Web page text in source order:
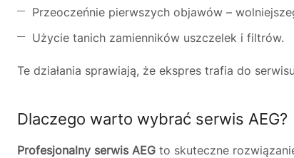
Przeoczeńnie pierwszych objawów –
Użycie tanich zamienników uszczelek i filtrów.
Te działania sprawiają, że ekspres trafia do
Dlaczego warto wybrać serwis AEG?
Profesjonalny serwis AEG to skuteczne